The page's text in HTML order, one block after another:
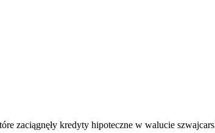
zaciągnęły kredyty hipoteczne w walucie